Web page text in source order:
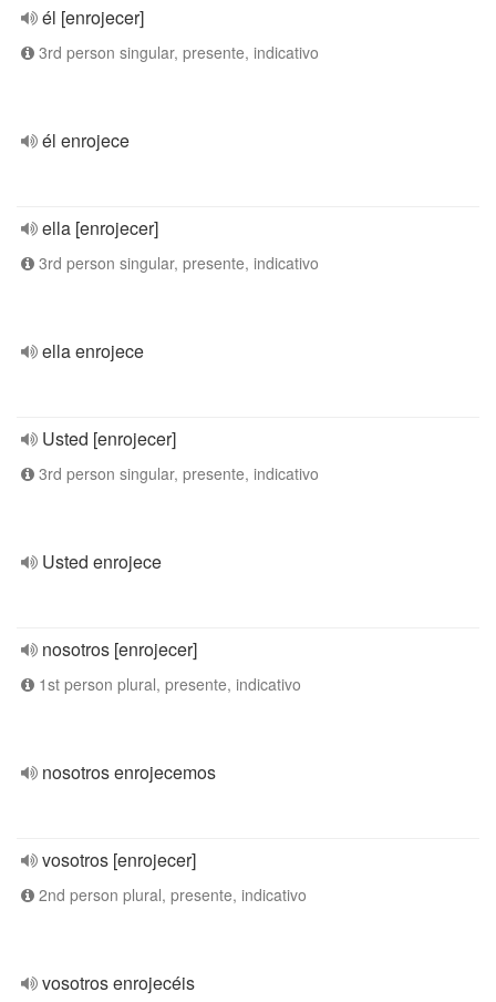
él [enrojecer]
3rd person singular, presente, indicativo
él enrojece
ella [enrojecer]
3rd person singular, presente, indicativo
ella enrojece
Usted [enrojecer]
3rd person singular, presente, indicativo
Usted enrojece
nosotros [enrojecer]
1st person plural, presente, indicativo
nosotros enrojecemos
vosotros [enrojecer]
2nd person plural, presente, indicativo
vosotros enrojecéis